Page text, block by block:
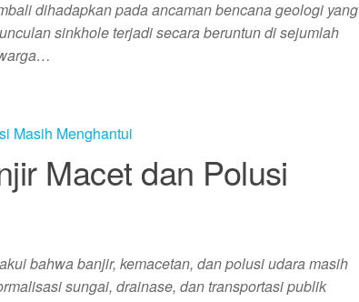
dihadapkan pada ancaman bencana geologi yang
sinkhole terjadi secara beruntun di sejumlah
Macet dan Polusi
bahwa banjir, kemacetan, dan polusi udara masih
sungai, drainase, dan transportasi publik